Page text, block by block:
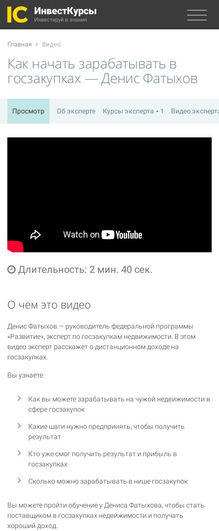
ИнвестКурсы
Инвестируй в знания
Главная Видео
Как начать зарабатывать в
госзакупках — Денис Фатыхов
Просмотр Об эксперте Курсы эксперта 1 Видео
Длительность: 2 мин. 40 сек.
О чем это видео
Денис Фатыхов — руководитель федеральной программы
«Развитие», эксперт по госзакупкам недвижимости. В этом
видео эксперт расскажет о дистанционном доходе на
госзакупках.
Вы узнаете:
Как вы можете зарабатывать на чужой недвижимости в
сфере госзакупок
Какие шаги нужно предпринять, чтобы получить
результат
Кто уже смог получить результат и прибыль в
госзакупках
Сколько можно зарабатывать в нише госзакупок
Вы можете пройти обучение у Дениса Фатыхова, чтобы стать
поставщиком в госзакупках недвижимости и получать
хороший доход.